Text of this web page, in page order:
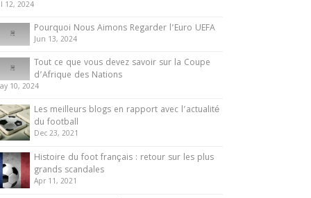
12, 2024
Pourquoi Nous Aimons Regarder l’Euro UEFA
Jun 13, 2024
Tout ce que vous devez savoir sur la Coupe
d’Afrique des Nations
10, 2024
Les meilleurs blogs en rapport avec l’actualité
du football
Dec 23, 2021
Histoire du foot français : retour sur les plus
grands scandales
Apr 11, 2021